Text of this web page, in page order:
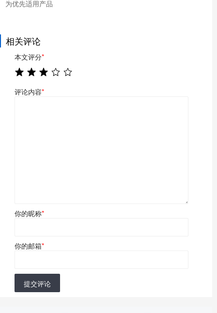
为优先适用产品
相关评论
本文评分*
评论内容*
你的昵称*
你的邮箱*
提交评论